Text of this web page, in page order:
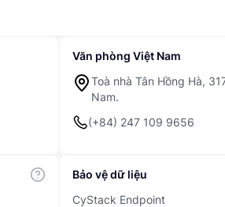
Văn phòng Việt Nam
Toà nhà Tân Hồng Hà,
Nam.
(+84) 247 109 9656
Bảo vệ dữ liệu
CyStack Endpoint